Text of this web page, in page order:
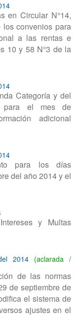
en Circular N°14,
convenios para
a las rentas e
10 y 58 N°3 de la
Categoría y del
para el mes de
adicional
para los días
del año 2014 y el
y Multas
2014
de las normas
de septiembre de
el sistema de
ajustes en el